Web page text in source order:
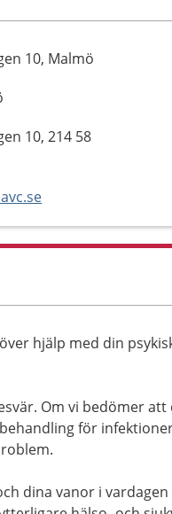
10, Malmö
10, 214 58
hjälp med din
Om vi bedömer
för
dina vanor i